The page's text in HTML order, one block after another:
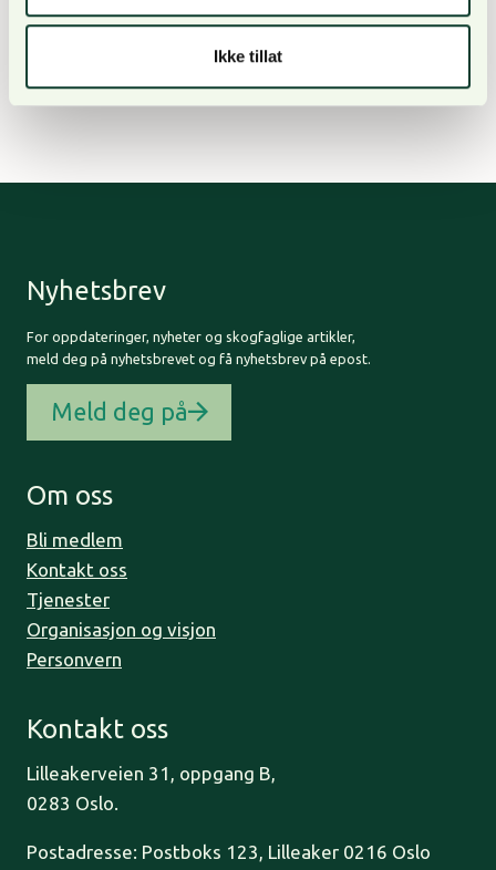
Ikke tillat
sjef og våre to næringspolitiske rådgivere finner
duher.
Nyhetsbrev
For oppdateringer, nyheter og skogfaglige artikler,
meld deg på nyhetsbrevet og få nyhetsbrev på epost.
Meld deg på
Om oss
Bli medlem
Kontakt oss
Tjenester
Organisasjon og visjon
Personvern
Kontakt oss
Lilleakerveien 31, oppgang B,
0283 Oslo.
Postadresse: Postboks 123, Lilleaker 0216 Oslo